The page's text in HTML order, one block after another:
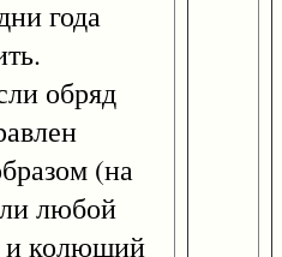
года
обряд
(на
любой
и колющий